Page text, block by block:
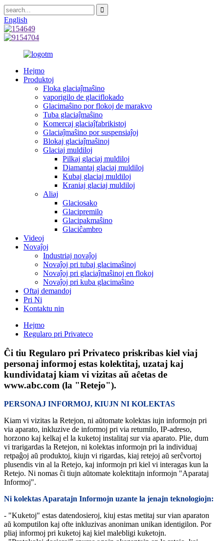
English
Hejmo
Produktoj
Floka glaciaĵmaŝino
vaporigilo de glaciflokado
Glacimaŝino por flokoj de marakvo
Tuba glaciaĵmaŝino
Komercaj glaciaĵfabrikistoj
Glaciaĵmaŝino por suspensiaĵoj
Blokaj glaciaĵmaŝinoj
Glaciaj muldiloj
Pilkaj glaciaj muldiloj
Diamantaj glaciaj muldiloj
Kubaj glaciaj muldiloj
Kraniaj glaciaj muldiloj
Aliaj
Glaciosako
Glacipremilo
Glacipakmaŝino
Glaciĉambro
Videoj
Novaĵoj
Industriaj novaĵoj
Novaĵoj pri tubaj glacimaŝinoj
Novaĵoj pri glaciaĵmaŝinoj en flokoj
Novaĵoj pri kuba glacimaŝino
Oftaj demandoj
Pri Ni
Kontaktu nin
Hejmo
Regularo pri Privateco
Ĉi tiu Regularo pri Privateco priskribas kiel viaj
personaj informoj estas kolektitaj, uzataj kaj
kundividataj kiam vi vizitas aŭ aĉetas de
www.abc.com (la "Retejo").
PERSONAJ INFORMOJ, KIUJN NI KOLEKTAS
Kiam vi vizitas la Retejon, ni aŭtomate kolektas iujn informojn pri
via aparato, inkluzive de informoj pri via retumilo, IP-adreso,
horzono kaj kelkaj el la kuketoj instalitaj sur via aparato. Plie, dum
vi trarigardas la Retejon, ni kolektas informojn pri la individuaj
retpaĝoj aŭ produktoj, kiujn vi rigardas, kiaj retejoj aŭ serĉvortoj
plusendis vin al la Retejo, kaj informojn pri kiel vi interagas kun la
Retejo. Ni nomas ĉi tiujn aŭtomate kolektitajn informojn "Aparataj
Informoj".
Ni kolektas Aparatajn Informojn uzante la jenajn teknologiojn:
- "Kuketoj" estas datendosieroj, kiuj estas metitaj sur vian aparaton
aŭ komputilon kaj ofte inkluzivas anoniman unikan identigilon. Por
pliaj informoj pri kuketoj kaj kiel malebligi kuketojn.